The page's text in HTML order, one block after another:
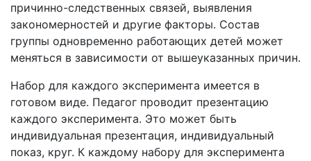
причинно-следственных связей, выявления
закономерностей и другие факторы. Состав
группы одновременно работающих детей может
меняться в зависимости от вышеуказанных причин.
Набор для каждого эксперимента имеется в
готовом виде. Педагог проводит презентацию
каждого эксперимента. Это может быть
индивидуальная презентация, индивидуальный
показ, круг. К каждому набору для эксперимента